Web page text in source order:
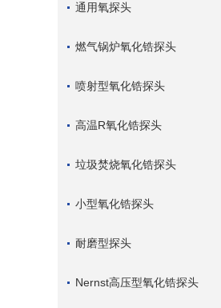
通用氧探头
燃气锅炉氧化锆探头
喷射型氧化锆探头
高温R氧化锆探头
垃圾焚烧氧化锆探头
小型氧化锆探头
耐磨型探头
Nernst高压型氧化锆探头